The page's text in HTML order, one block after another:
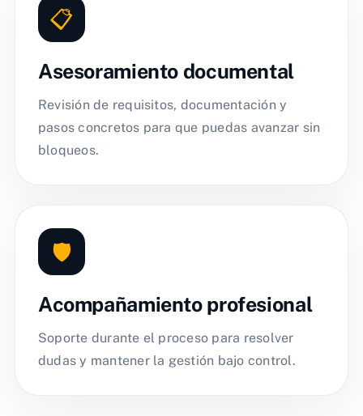
📋
Asesoramiento documental
Revisión de requisitos, documentación y
pasos concretos para que puedas avanzar sin
bloqueos.
🛡️
Acompañamiento profesional
Soporte durante el proceso para resolver
dudas y mantener la gestión bajo control.